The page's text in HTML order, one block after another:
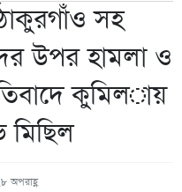
সহ
উপর হামলা ও
কুমিল­ায়
মিছিল
অপরাহ্ণ